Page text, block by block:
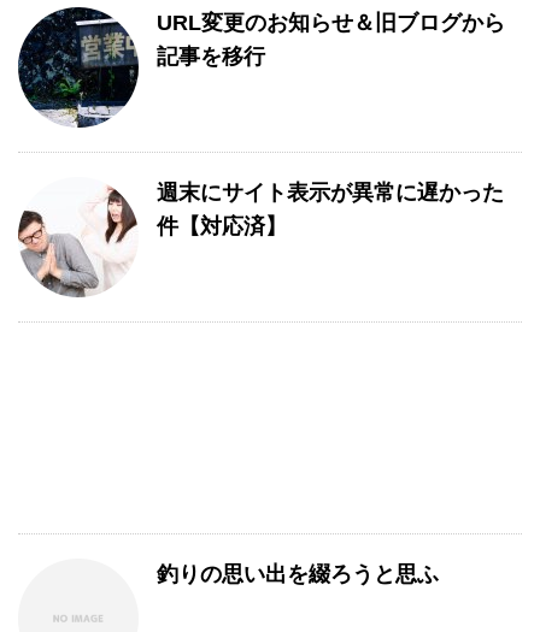
URL変更のお知らせ＆旧ブログから
記事を移行
週末にサイト表示が異常に遅かった
件【対応済】
釣りの思い出を綴ろうと思ふ